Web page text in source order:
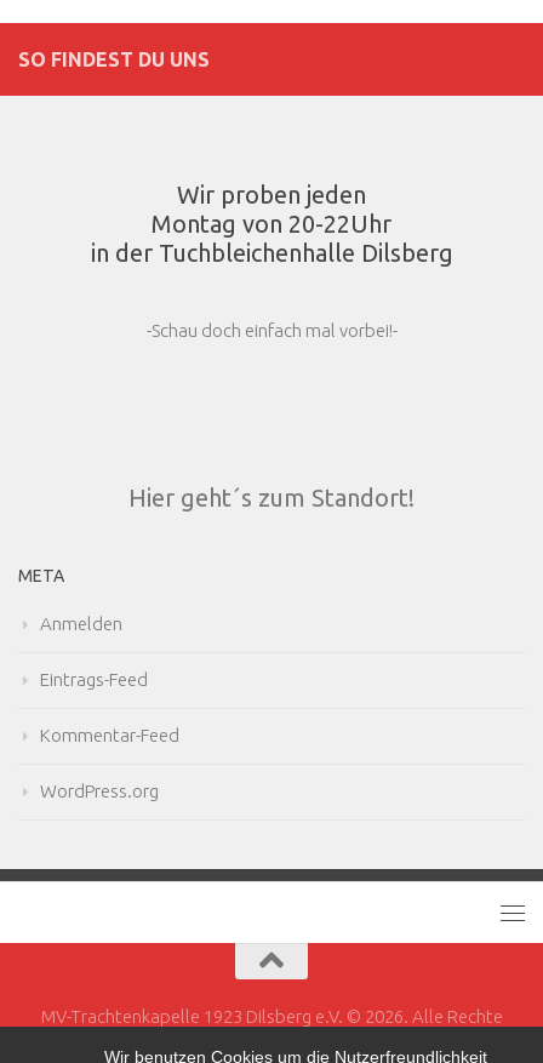
Wir benutzen Cookies um die Nutzerfreundlichkeit
SO FINDEST DU UNS
Wir proben jeden
Montag von 20-22Uhr
in der Tuchbleichenhalle Dilsberg
-Schau doch einfach mal vorbei!-
Hier geht´s zum Standort!
META
Anmelden
Eintrags-Feed
Kommentar-Feed
WordPress.org
MV-Trachtenkapelle 1923 Dilsberg e.V. © 2026. Alle Rechte